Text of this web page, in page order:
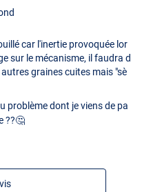
car l'inertie provoquée lor
sur le mécanisme, il faudra d
graines cuites mais "sè
problème dont je viens de pa
??🤔